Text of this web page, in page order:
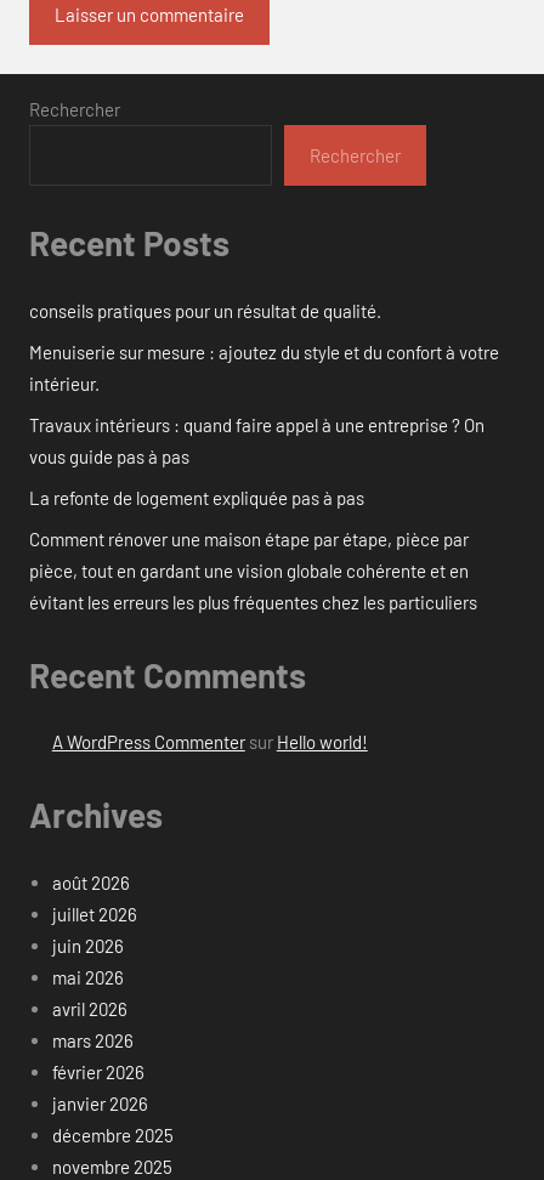
Rechercher
Rechercher
Recent Posts
conseils pratiques pour un résultat de qualité.
Menuiserie sur mesure : ajoutez du style et du confort à votre
intérieur.
Travaux intérieurs : quand faire appel à une entreprise ? On
vous guide pas à pas
La refonte de logement expliquée pas à pas
Comment rénover une maison étape par étape, pièce par
pièce, tout en gardant une vision globale cohérente et en
évitant les erreurs les plus fréquentes chez les particuliers
Recent Comments
A WordPress Commentersur Hello world!
Archives
août 2026
juillet 2026
juin 2026
mai 2026
avril 2026
mars 2026
février 2026
janvier 2026
décembre 2025
novembre 2025